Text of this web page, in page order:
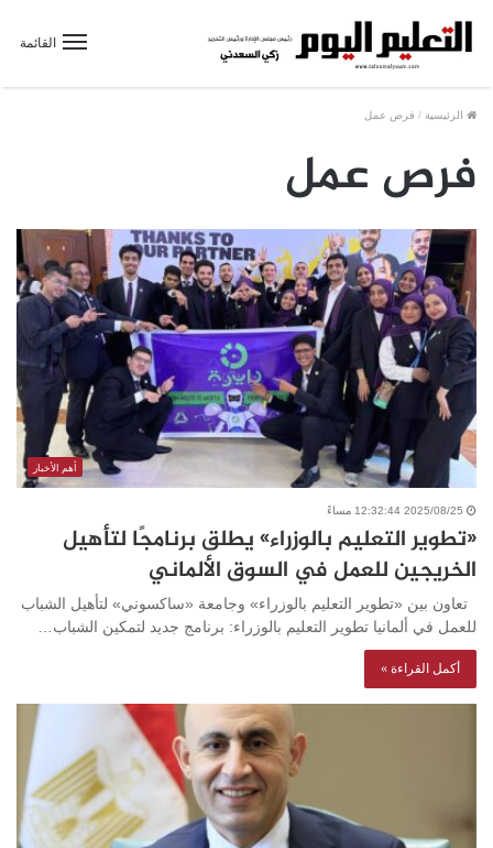
القائمة
الرئيسية / فرص عمل
فرص عمل
أهم الأخبار
2025/08/25 12:32:44 مساءً
«تطوير التعليم بالوزراء» يطلق برنامجًا لتأهيل
الخريجين للعمل في السوق الألماني
تعاون بين «تطوير التعليم بالوزراء» وجامعة «ساكسوني» لتأهيل الشباب
للعمل في ألمانيا تطوير التعليم بالوزراء: برنامج جديد لتمكين الشباب…
أكمل القراءة »